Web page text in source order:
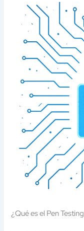
¿Qué es el Pen